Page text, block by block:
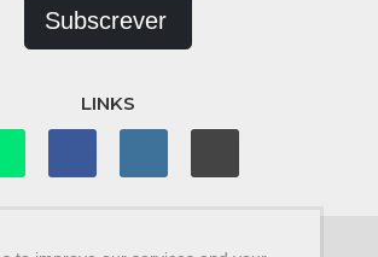
Subscrever
LINKS